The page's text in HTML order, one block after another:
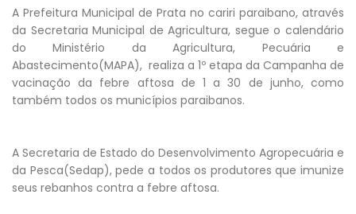
A Prefeitura Municipal de Prata no cariri paraibano, através
da Secretaria Municipal de Agricultura, segue o calendário
do Ministério da Agricultura, Pecuária e
Abastecimento(MAPA), realiza a 1º etapa da Campanha de
vacinação da febre aftosa de 1 a 30 de junho, como
também todos os municípios paraibanos.
A Secretaria de Estado do Desenvolvimento Agropecuária e
da Pesca(Sedap), pede a todos os produtores que imunize
seus rebanhos contra a febre aftosa.